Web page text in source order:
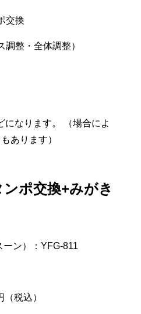
交換
調整・全体調整）
なります。 （場合によ
あります）
ポ交換+みがき
ン）：YFG-811
税込）